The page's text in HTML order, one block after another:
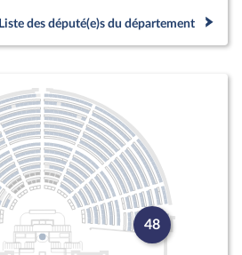
Liste des député(e)s du département
48